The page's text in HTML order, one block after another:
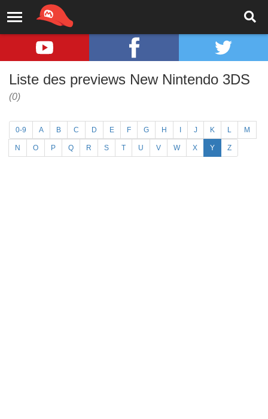
Liste des previews New Nintendo 3DS
(0)
0-9 A B C D E F G H J K L M
N O P Q R S T U V W X Y Z